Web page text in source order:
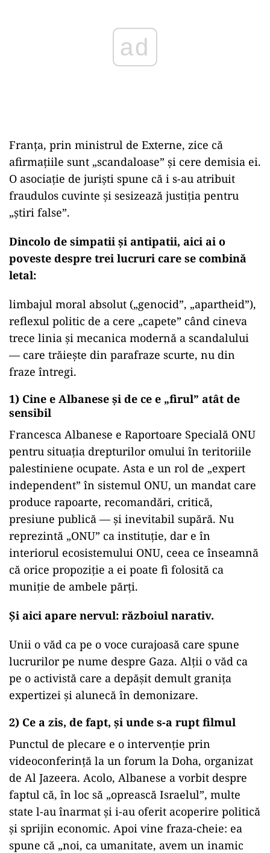
Franța, prin ministrul de Externe, zice că
afirmațiile sunt „scandaloase” și cere demisia ei.
O asociație de juriști spune că i s-au atribuit
fraudulos cuvinte și sesizează justiția pentru
„știri false”.
Dincolo de simpatii și antipatii, aici ai o
poveste despre trei lucruri care se combină
letal:
limbajul moral absolut („genocid”, „apartheid”),
reflexul politic de a cere „capete” când cineva
trece linia și mecanica modernă a scandalului
— care trăiește din parafraze scurte, nu din
fraze întregi.
1) Cine e Albanese și de ce e „firul” atât de
sensibil
Francesca Albanese e Raportoare Specială ONU
pentru situația drepturilor omului în teritoriile
palestiniene ocupate. Asta e un rol de „expert
independent” în sistemul ONU, un mandat care
produce rapoarte, recomandări, critică,
presiune publică — și inevitabil supără. Nu
reprezintă „ONU” ca instituție, dar e în
interiorul ecosistemului ONU, ceea ce înseamnă
că orice propoziție a ei poate fi folosită ca
muniție de ambele părți.
Și aici apare nervul: războiul narativ.
Unii o văd ca pe o voce curajoasă care spune
lucrurilor pe nume despre Gaza. Alții o văd ca
pe o activistă care a depășit demult granița
expertizei și alunecă în demonizare.
2) Ce a zis, de fapt, și unde s-a rupt filmul
Punctul de plecare e o intervenție prin
videoconferință la un forum la Doha, organizat
de Al Jazeera. Acolo, Albanese a vorbit despre
faptul că, în loc să „oprească Israelul”, multe
state l-au înarmat și i-au oferit acoperire politică
și sprijin economic. Apoi vine fraza-cheie: ea
spune că „noi, ca umanitate, avem un inamic